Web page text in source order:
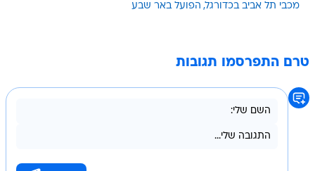
מכבי תל אביב בכדורגל הפועל באר שבע
טרם התפרסמו תגובות